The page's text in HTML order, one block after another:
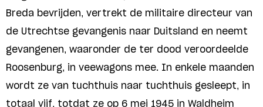
Breda bevrijden, vertrekt de militaire directeur van
de Utrechtse gevangenis naar Duitsland en neemt
gevangenen, waaronder de ter dood veroordeelde
Roosenburg, in veewagons mee. In enkele maanden
wordt ze van tuchthuis naar tuchthuis gesleept, in
totaal vijf, totdat ze op 6 mei 1945 in Waldheim